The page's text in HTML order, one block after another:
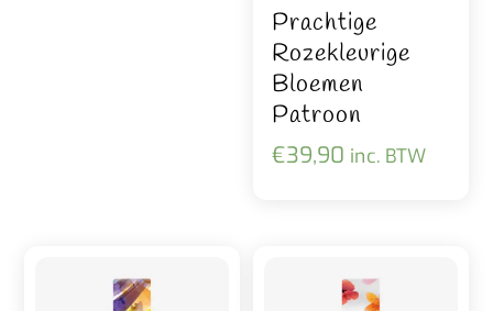
Prachtige
Rozekleurige
Bloemen
Patroon
€39,90 inc. BTW